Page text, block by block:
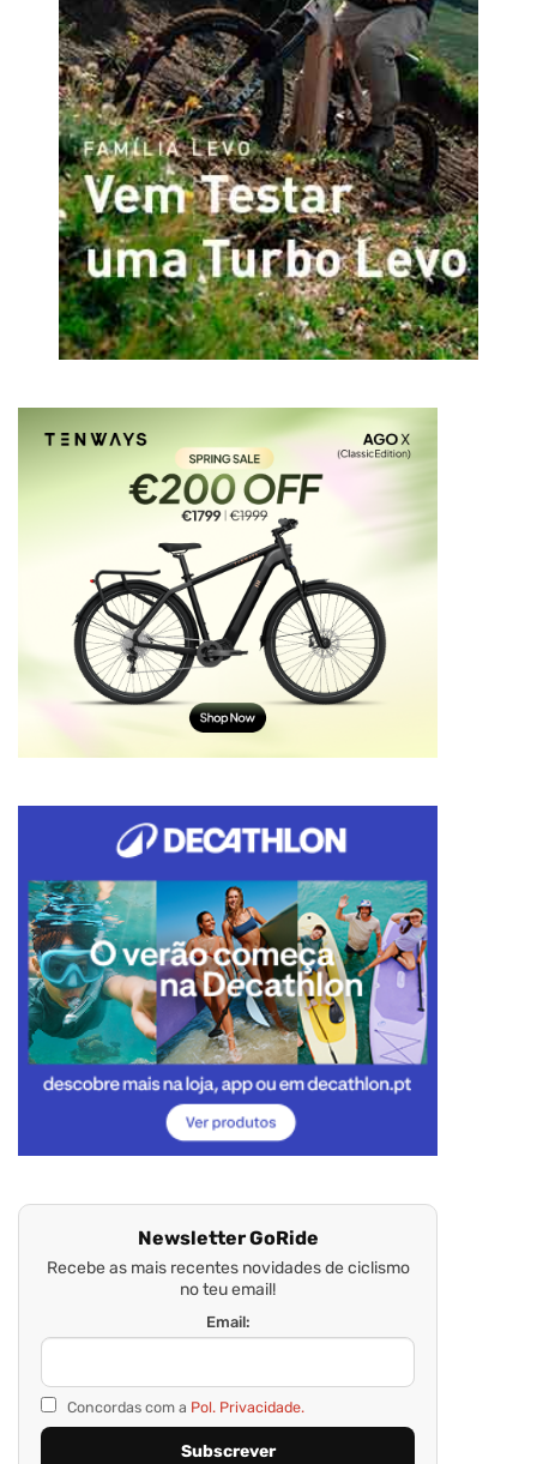
Newsletter GoRide
Recebe as mais recentes novidades de ciclismo
no teu email!
Email:
Concordas com a Pol. Privacidade.